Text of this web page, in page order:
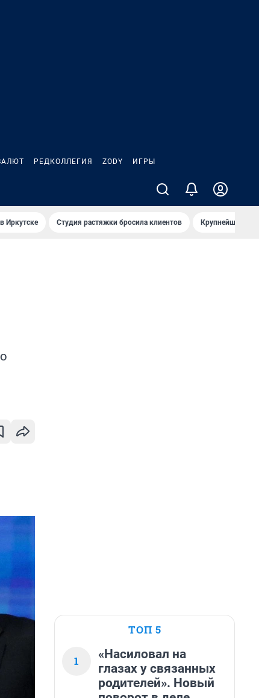
РЕДКОЛЛЕГИЯ ZODY ИГРЫ
Иркутске Студия растяжки бросила клиентов Крупнейшие
ТОП 5
1
«Насиловал на
глазах у связанных
родителей». Новый